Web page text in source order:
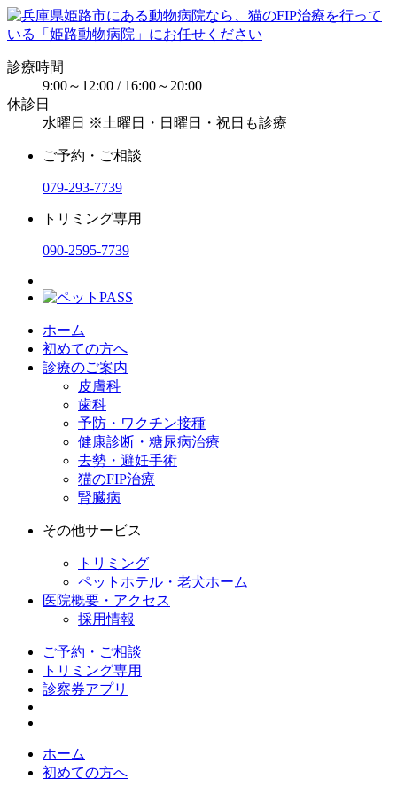
診療時間
9:00～12:00 / 16:00～20:00
休診日
水曜日 ※土曜日・日曜日・祝日も診療
ご予約・ご相談
079-293-7739
トリミング専用
090-2595-7739
ホーム
初めての方へ
診療のご案内
皮膚科
歯科
予防・ワクチン接種
健康診断・糖尿病治療
去勢・避妊手術
猫のFIP治療
腎臓病
その他サービス
トリミング
ペットホテル・老犬ホーム
医院概要・アクセス
採用情報
ご予約・ご相談
トリミング専用
診察券アプリ
ホーム
初めての方へ